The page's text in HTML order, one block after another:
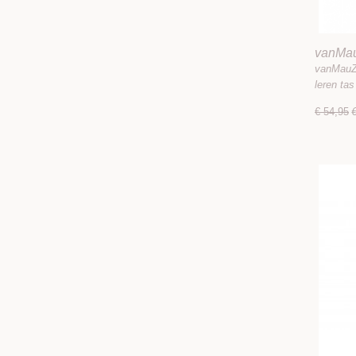
leren
€ 54,95